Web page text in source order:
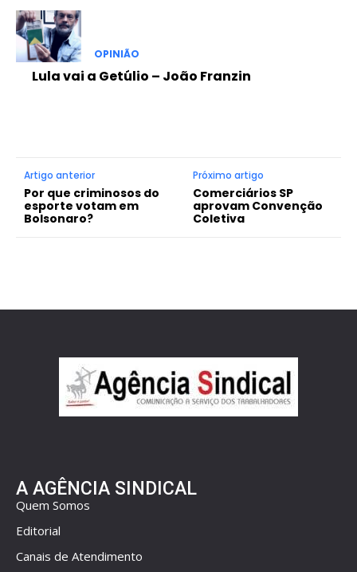
OPINIÃO
Lula vai a Getúlio – João Franzin
Artigo anterior
Por que criminosos do
esporte votam em
Bolsonaro?
Próximo artigo
Comerciários SP
aprovam Convenção
Coletiva
A AGÊNCIA SINDICAL
Quem Somos
Editorial
Canais de Atendimento